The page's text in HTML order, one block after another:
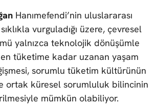
Hanımefendi’nin uluslararası
vurguladığı üzere, çevresel
yalnızca teknolojik dönüşümle
tüketime kadar uzanan yaşam
sorumlu tüketim kültürünün
ortak küresel sorumluluk bilincinin
mümkün olabiliyor.